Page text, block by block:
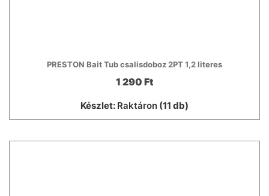
PRESTON Bait Tub csalisdoboz 2PT 1,2 literes
1 290 Ft
Készlet: Raktáron (11 db)